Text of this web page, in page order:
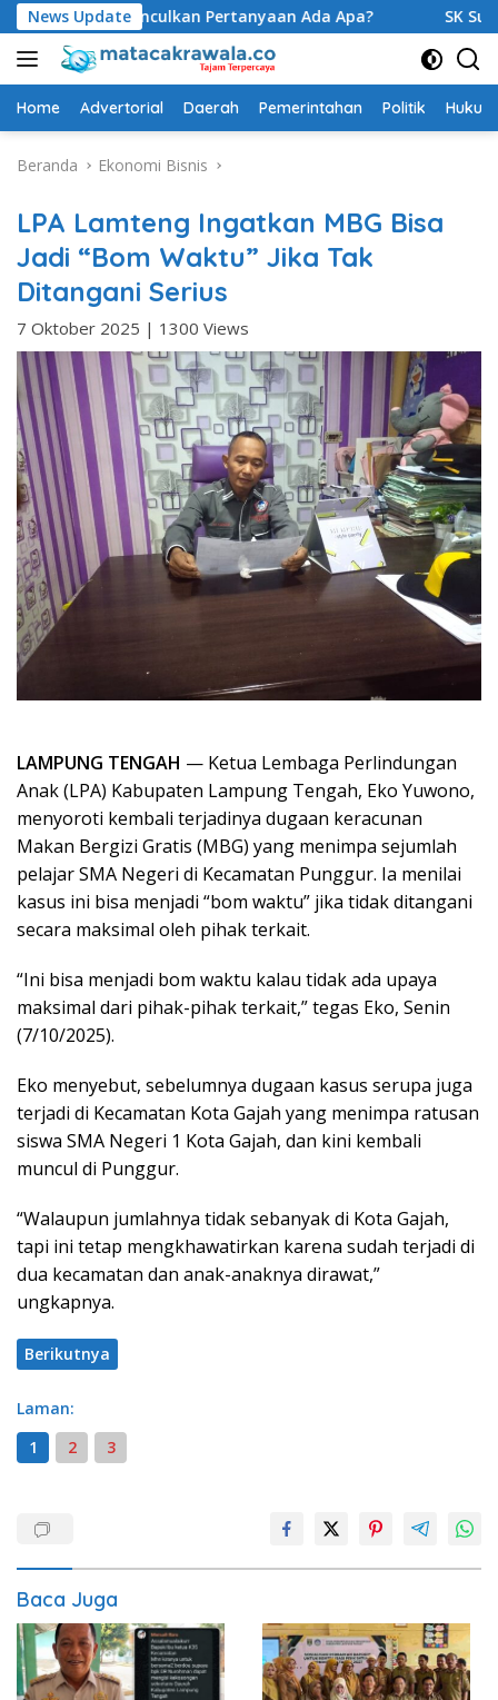
Langsung
ke
konten
News UpdatePertanyaan Ada Apa? SK Sudah Terbit,
Home Advertorial Daerah Pemerintahan Politik
Beranda Ekonomi Bisnis
LPA Lamteng Ingatkan MBG Bisa
Jadi “Bom Waktu” Jika Tak
Ditangani Serius
7 Oktober 2025 | 1300 Views
LAMPUNG TENGAH — Ketua Lembaga Perlindungan
Anak (LPA) Kabupaten Lampung Tengah, Eko Yuwono,
menyoroti kembali terjadinya dugaan keracunan
Makan Bergizi Gratis (MBG) yang menimpa sejumlah
pelajar SMA Negeri di Kecamatan Punggur. Ia menilai
kasus ini bisa menjadi “bom waktu” jika tidak ditangani
secara maksimal oleh pihak terkait.
“Ini bisa menjadi bom waktu kalau tidak ada upaya
maksimal dari pihak-pihak terkait,” tegas Eko, Senin
(7/10/2025).
Eko menyebut, sebelumnya dugaan kasus serupa juga
terjadi di Kecamatan Kota Gajah yang menimpa ratusan
siswa SMA Negeri 1 Kota Gajah, dan kini kembali
muncul di Punggur.
“Walaupun jumlahnya tidak sebanyak di Kota Gajah,
tapi ini tetap mengkhawatirkan karena sudah terjadi di
dua kecamatan dan anak-anaknya dirawat,”
ungkapnya.
Berikutnya
Laman:
1
2 3
Baca Juga